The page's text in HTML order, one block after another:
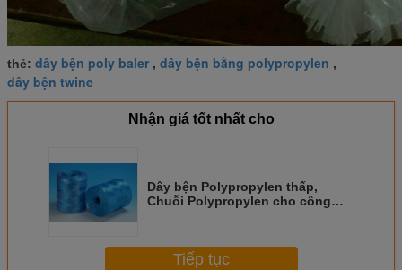
thẻ: dây bện poly baler , dây bện bằng polypropylen ,
dây bện twine
Nhận giá tốt nhất cho
Dây bện Polypropylen thấp,
Chuỗi Polypropylen cho công
Tiếp tục